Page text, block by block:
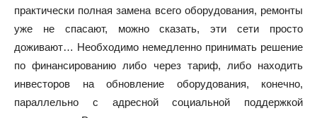
практически полная замена всего оборудования, ремонты
уже не спасают, можно сказать, эти сети просто
доживают… Необходимо немедленно принимать решение
по финансированию либо через тариф, либо находить
инвесторов на обновление оборудования, конечно,
параллельно с адресной социальной поддержкой